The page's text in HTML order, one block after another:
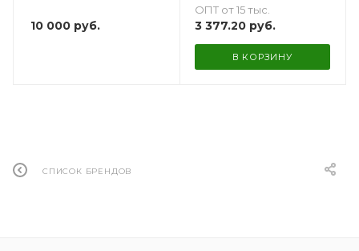
10 000 руб.
ОПТ от 15 тыс.
3 377.20руб.
В КОРЗИНУ
СПИСОК БРЕНДОВ